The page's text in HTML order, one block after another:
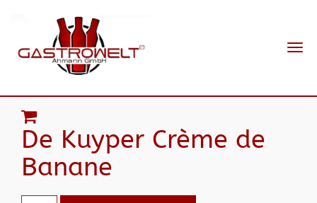
De Kuyper Crème de
Banane